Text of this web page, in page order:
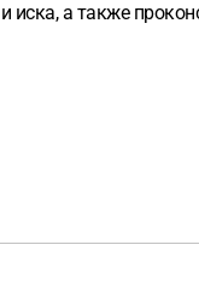
иска, а также